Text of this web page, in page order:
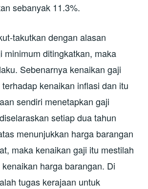
sebanyak 11.3%.
takutkan dengan alasan
minimum ditingkatkan, maka
Sebenarnya kenaikan gaji
kenaikan inflasi dan itu
sendiri menetapkan gaji
setiap dua tahun
menunjukkan harga barangan
maka kenaikan gaji itu mestilah
harga barangan. Di
tugas kerajaan untuk